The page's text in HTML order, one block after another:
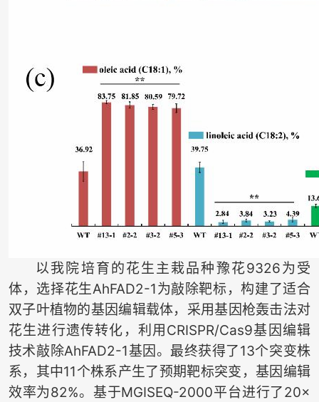
以我院培育的花生主栽品种豫花9326为受
体，选择花生AhFAD2-1为敲除靶标，构建了适合
双子叶植物的基因编辑载体，采用基因枪轰击法对
花生进行遗传转化，利用CRISPR/Cas9基因编辑
技术敲除AhFAD2-1基因。最终获得了13个突变株
系，其中11个株系产生了预期靶标突变，基因编辑
效率为82%。基于MGISEQ-2000平台进行了20×